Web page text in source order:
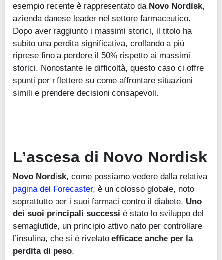
esempio recente è rappresentato da Novo Nordisk,
azienda danese leader nel settore farmaceutico.
Dopo aver raggiunto i massimi storici, il titolo ha
subito una perdita significativa, crollando a più
riprese fino a perdere il 50% rispetto ai massimi
storici. Nonostante le difficoltà, questo caso ci offre
spunti per riflettere su come affrontare situazioni
simili e prendere decisioni consapevoli.
L’ascesa di Novo Nordisk
Novo Nordisk, come possiamo vedere dalla relativa
pagina del Forecaster, è un colosso globale, noto
soprattutto per i suoi farmaci contro il diabete. Uno
dei suoi principali successi è stato lo sviluppo del
semaglutide, un principio attivo nato per controllare
l’insulina, che si è rivelato efficace anche per la
perdita di peso.